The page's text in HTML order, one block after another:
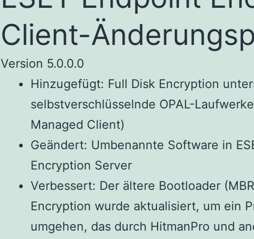
Client-
Version 5.0.0.0
Hinzugefügt: Full Disk Encryption
selbstverschlüsselnde OPAL-
Managed Client)
Geändert: Umbenannte Software in
Encryption Server
Verbessert: Der ältere Bootloader
Encryption wurde aktualisiert, um ein
umgehen, das durch HitmanPro und